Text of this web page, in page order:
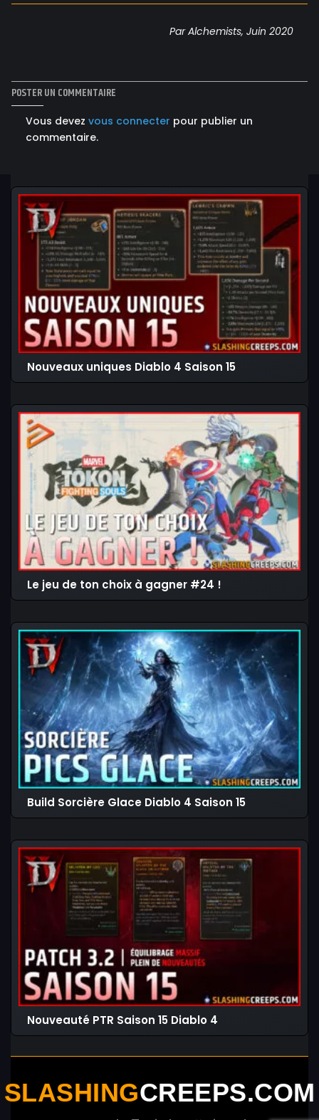
Par Alchemists, Juin 2020
POSTER UN COMMENTAIRE
Vous devez vous connecter pour publier un
commentaire.
Nouveaux uniques Diablo 4 Saison 15
Le jeu de ton choix à gagner #24 !
Build Sorcière Glace Diablo 4 Saison 15
Nouveauté PTR Saison 15 Diablo 4
SLASHINGCREEPS.COM